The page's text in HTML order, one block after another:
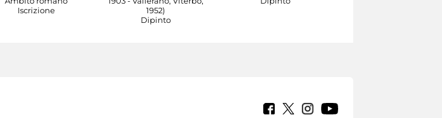
Iscrizione
1952)
Dipinto